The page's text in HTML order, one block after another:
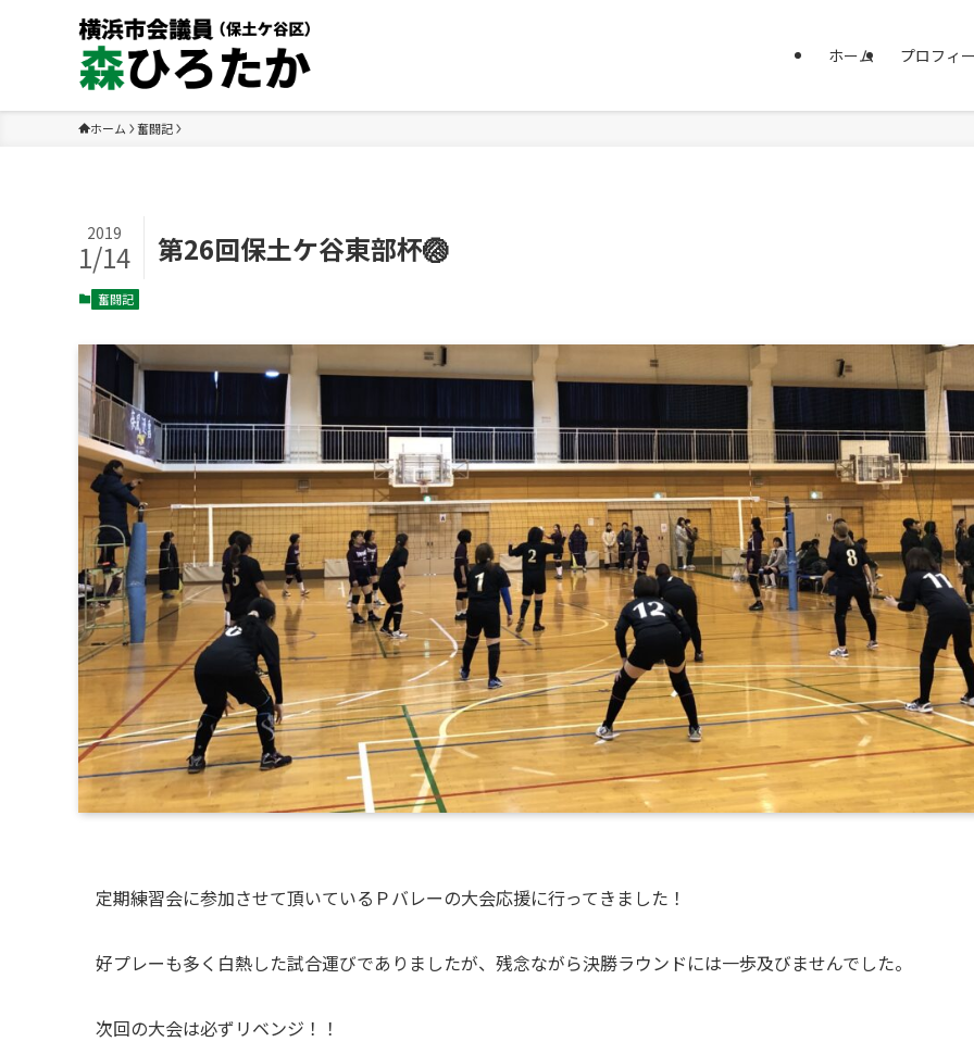
ホーム プロフィ
ホーム 奮闘記
第26回保土ケ谷東部杯🏐
2019
1/14
奮闘記
定期練習会に参加させて頂いているＰバレーの大会応援に行ってきました！
好プレーも多く白熱した試合運びでありましたが、残念ながら決勝ラウンドには一歩及びませんでした。
次回の大会は必ずリベンジ！！